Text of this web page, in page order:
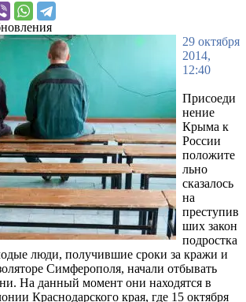
29 октября
2014,
12:40
Присоеди
нение
Крыма к
России
положите
льно
сказалось
на
преступив
ших закон
подростка
люди, получившие сроки за кражи и
Симферополя, начали отбывать
На данный момент они находятся в
Краснодарского края, где 15 октября